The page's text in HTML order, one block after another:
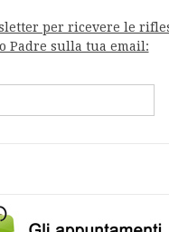
per ricevere le
Padre sulla tua email: